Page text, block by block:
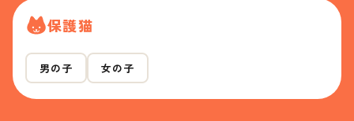
保護猫
男の子 女の子